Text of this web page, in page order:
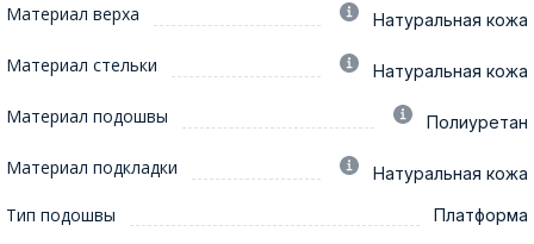
Материал верха Натуральная кожа
Материал стельки Натуральная кожа
Материал подошвы Полиуретан
Материал подкладки Натуральная кожа
Тип подошвы Платформа